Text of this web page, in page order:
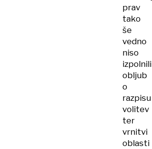
prav
tako
še
vedno
niso
izpolnili
obljub
o
razpisu
volitev
ter
vrnitvi
oblasti